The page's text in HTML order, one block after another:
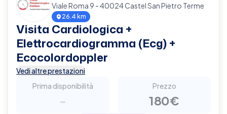
Viale Roma 9 - 40024 Castel San Pietro Terme
26.4 km
Visita Cardiologica +
Elettrocardiogramma (Ecg) +
Ecocolordoppler
Vedi altre prestazioni
Prima disponibilità
-
Prezzo
180€